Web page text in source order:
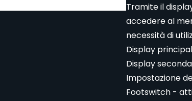
Tramite il
accedere al
necessità di
Display
Display
Impostazione
Footswitch -